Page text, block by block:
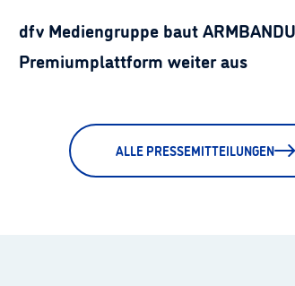
dfv Mediengruppe baut
Premiumplattform weiter aus
ALLE PRESSEMITTEILUNGEN